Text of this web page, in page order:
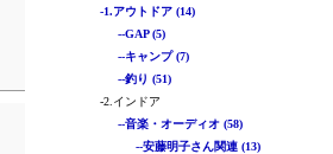
-1.アウトドア (14)
--GAP (5)
--キャンプ (7)
--釣り (51)
-2.インドア
--音楽・オーディオ (58)
--安藤明子さん関連 (13)